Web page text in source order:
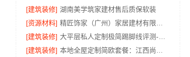
[建筑装修] 湖南美学筑家建材售后质保软装
[资源材料]
[建筑装修]
[建筑装修]